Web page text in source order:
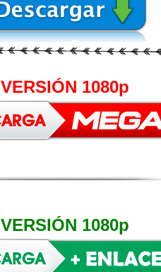
VERSIÓN 1080p
VERSIÓN 1080p